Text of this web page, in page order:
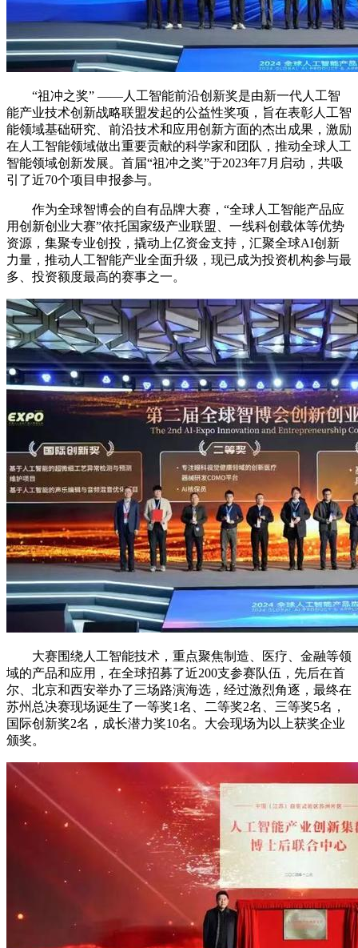
“祖冲之奖” ——人工智能前沿创新奖是由新一代人工智
能产业技术创新战略联盟发起的公益性奖项，旨在表彰人工智
能领域基础研究、前沿技术和应用创新方面的杰出成果，激励
在人工智能领域做出重要贡献的科学家和团队，推动全球人工
智能领域创新发展。首届“祖冲之奖”于2023年7月启动，共吸
引了近70个项目申报参与。
作为全球智博会的自有品牌大赛，“全球人工智能产品应
用创新创业大赛”依托国家级产业联盟、一线科创载体等优势
资源，集聚专业创投，撬动上亿资金支持，汇聚全球AI创新
力量，推动人工智能产业全面升级，现已成为投资机构参与最
多、投资额度最高的赛事之一。
大赛围绕人工智能技术，重点聚焦制造、医疗、金融等领
域的产品和应用，在全球招募了近200支参赛队伍，先后在首
尔、北京和西安举办了三场路演海选，经过激烈角逐，最终在
苏州总决赛现场诞生了一等奖1名、二等奖2名、三等奖5名，
国际创新奖2名，成长潜力奖10名。大会现场为以上获奖企业
颁奖。